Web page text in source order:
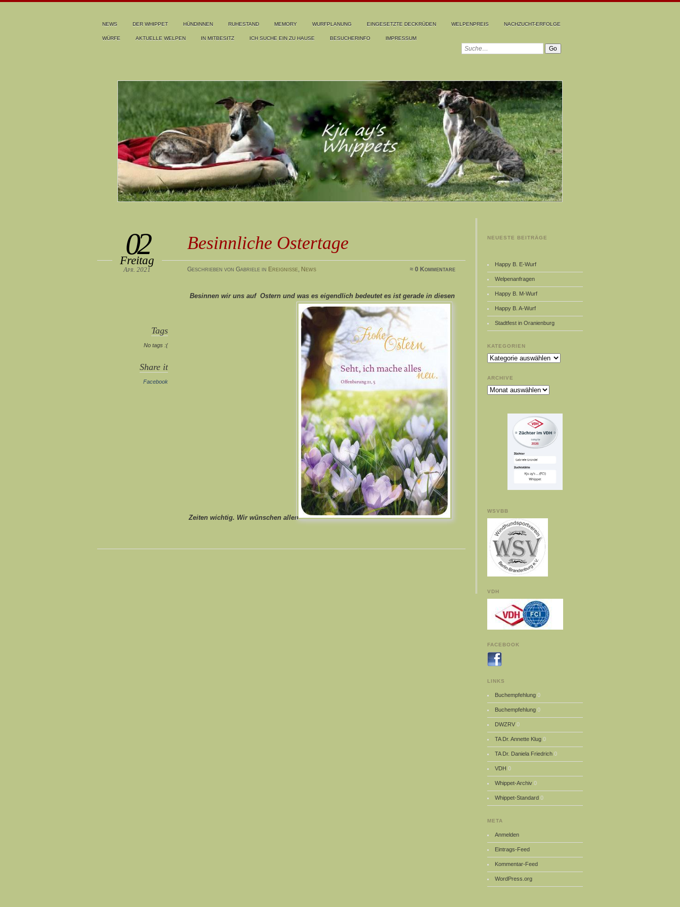
NEWS DER WHIPPET HÜNDINNEN RUHESTAND MEMORY WURFPLANUNG EINGESETZTE DECKRÜDEN WELPENPREIS NACHZUCHT-ERFOLGE
WÜRFE AKTUELLE WELPEN IN MITBESITZ ICH SUCHE EIN ZU HAUSE BESUCHERINFO IMPRESSUM
Besinnliche Ostertage
02
Freitag
Apr. 2021 Geschrieben von Gabriele in Ereignisse, News ≈ 0 Kommentare
Tags
No tags :(
Share it
Facebook
Besinnen wir uns auf Ostern und was es eigendlich bedeutet es ist gerade in diesen
Zeiten wichtig. Wir wünschen allen
NEUESTE BEITRÄGE
Happy B. E-Wurf
Welpenanfragen
Happy B. M-Wurf
Happy B. A-Wurf
Stadtfest in Oranienburg
KATEGORIEN
Kategorien
ARCHIVE
Archive
WSVBB
VDH
FACEBOOK
LINKS
Buchempfehlung0
Buchempfehlung0
DWZRV0
TA Dr. Annette Klug0
TA Dr. Daniela Friedrich0
VDH 0
Whippet-Archiv0
Whippet-Standard0
META
Anmelden
Eintrags-Feed
Kommentar-Feed
WordPress.org